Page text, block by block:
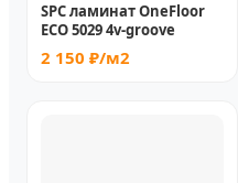
SPC ламинат OneFloor
ЕСО 5029 4v-groove
2 150 ₽/м2